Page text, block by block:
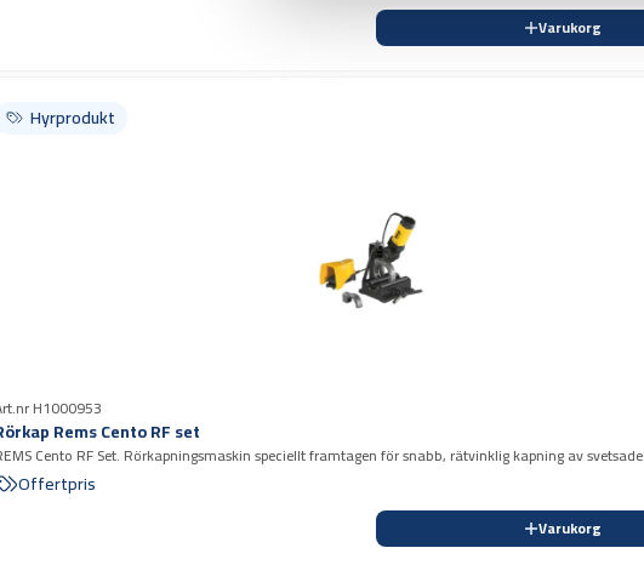
Varukorg
Hyrprodukt
H1000953
Rems Cento RF set
Cento RF Set. Rörkapningsmaskin speciellt framtagen för snabb, rätvinklig kapning av svetsade
stuprör i rostfritt stål
Offertpris
Varukorg